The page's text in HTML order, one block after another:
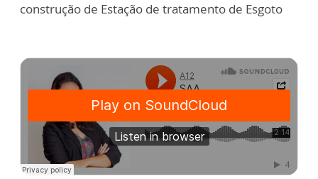
construção de Estação de tratamento de Esgoto